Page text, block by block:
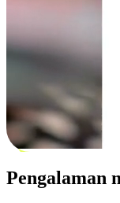
Pengalaman